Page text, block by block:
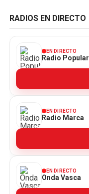
RADIOS EN DIRECTO
EN DIRECTO
Radio Popular
EN DIRECTO
Radio Marca
EN DIRECTO
Onda Vasca